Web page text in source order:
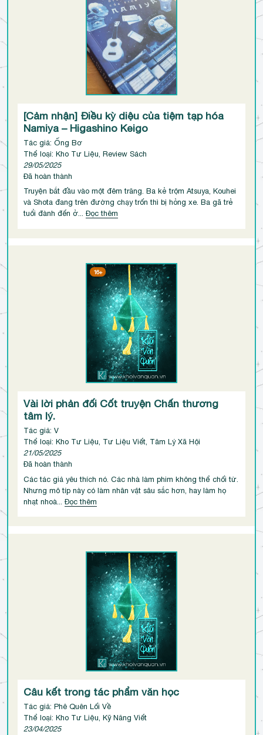
[Cảm nhận] Điều kỳ diệu của tiệm tạp hóa
Namiya – Higashino Keigo
Tác giả: Ống Bơ
Thể loại: Kho Tư Liệu, Review Sách
29/05/2025
Đã hoàn thành
Truyện bắt đầu vào một đêm trăng. Ba kẻ trộm Atsuya, Kouhei
và Shota đang trên đường chạy trốn thì bị hỏng xe. Ba gã trẻ
tuổi đành đến ở... Đọc thêm
16+
Vài lời phản đối Cốt truyện Chấn thương
tâm lý.
Tác giả: V
Thể loại: Kho Tư Liệu, Tư Liệu Viết, Tâm Lý Xã Hội
21/05/2025
Đã hoàn thành
Các tác giả yêu thích nó. Các nhà làm phim không thể chối từ.
Nhưng mô típ này có làm nhân vật sâu sắc hơn, hay làm họ
nhạt nhoà... Đọc thêm
Câu kết trong tác phẩm văn học
Tác giả: Phê Quên Lối Về
Thể loại: Kho Tư Liệu, Kỹ Năng Viết
23/04/2025